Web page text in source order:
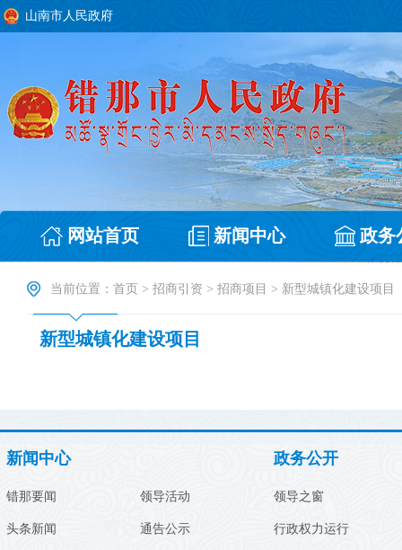
山南市人民政府
网站首页 新闻中心 政务
当前位置： 首页 > 招商引资 > 招商项目 > 新型城镇化建设项目
新型城镇化建设项目
新闻中心
错那要闻
头条新闻
领导活动
通告公示
政务公开
领导之窗
行政权力运行